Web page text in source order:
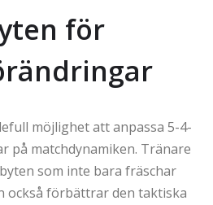
för
möjlighet att anpassa 5-4-
på matchdynamiken. Tränare
som inte bara fräschar
också förbättrar den taktiska